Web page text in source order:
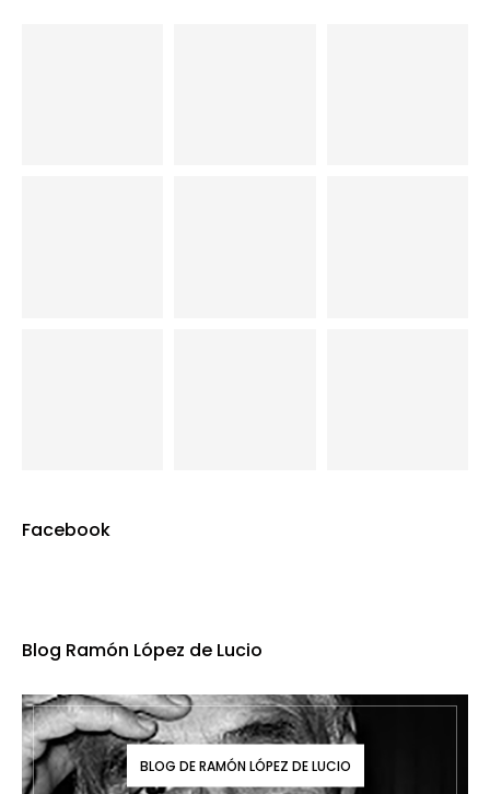
Facebook
Blog Ramón López de Lucio
BLOG DE RAMÓN LÓPEZ DE LUCIO